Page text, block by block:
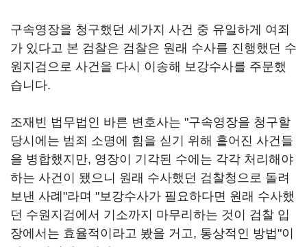
구속영장을 청구했던 세가지 사건 중 유일하게 여죄
가 있다고 본 검찰은 검찰은 원래 수사를 진행했던 수
원지검으로 사건을 다시 이송해 보강수사를 주문했
습니다.
조재빈 법무법인 바른 변호사는 "구속영장을 청구할
당시에는 범죄 소명에 힘을 싣기 위해 흩어진 사건들
을 병합했지만, 영장이 기각된 수에는 각각 처리해야
하는 사건이 됐으니 원래 수사했던 검찰청으로 돌려
보낸 사례"라며 "보강수사가 필요하다면 원래 수사했
던 수원지검에서 기소까지 마무리하는 것이 검찰 입
장에서는 효율적이라고 봤을 거고, 통상적인 방법"이